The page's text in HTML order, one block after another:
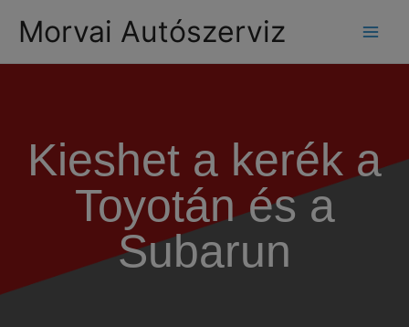
Morvai Autószerviz
Kieshet a kerék a
Toyotán és a
Subarun